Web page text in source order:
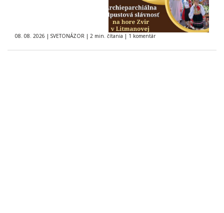
08. 08. 2026 | SVETONÁZOR | 2 min. čítania | 1 komentár